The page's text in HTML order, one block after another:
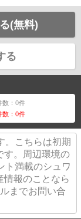
(無料)
る
数：0件
数：0件
。こちらは初期
す。周辺環境の
ト満載のシュワ
情報のことなら
までお問い合